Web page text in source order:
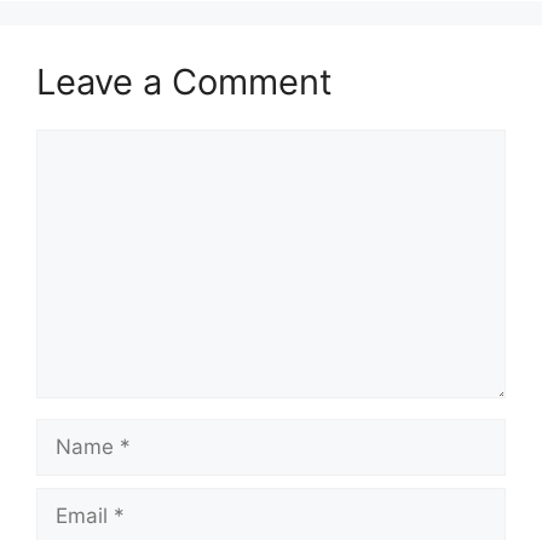
Leave a Comment
Name
Email